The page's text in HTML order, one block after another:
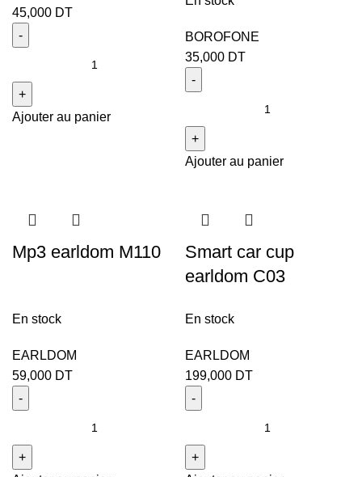
45,000 DT
Ajouter au panier
BOROFONE
35,000 DT
Ajouter au panier
Mp3 earldom M110
En stock
EARLDOM
59,000 DT
Smart car cup
earldom C03
En stock
EARLDOM
199,000 DT